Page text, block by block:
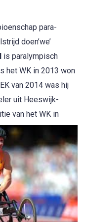
para-
doen’we’
is paralympisch
het WK in 2013 won
van 2014 was hij
uit Heeswijk-
van het WK in